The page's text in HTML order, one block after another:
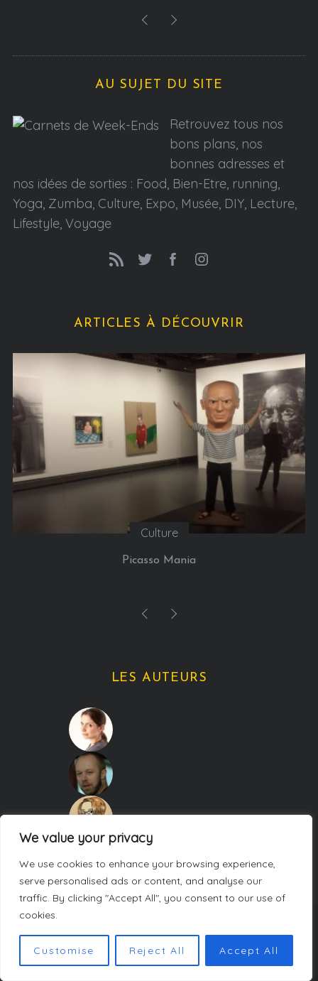
We value your privacy
We use cookies to enhance your browsing experience,
serve personalised ads or content, and analyse our
traffic. By clicking "Accept All", you consent to our use of
cookies.
Customise Reject All Accept All
AU SUJET DU SITE
Retrouvez tous nos
bons plans, nos
bonnes adresses et
nos idées de sorties : Food, Bien-Etre, running,
Yoga, Zumba, Culture, Expo, Musée, DIY, Lecture,
Lifestyle, Voyage
ARTICLES À DÉCOUVRIR
Culture
Picasso Mania
LES AUTEURS
COPYRIGHT CARNETS DE WEEK-ENDS. TOUS DROITS RÉSERVÉS.
POLITIQUE DE CONFIDENTIALITÉ